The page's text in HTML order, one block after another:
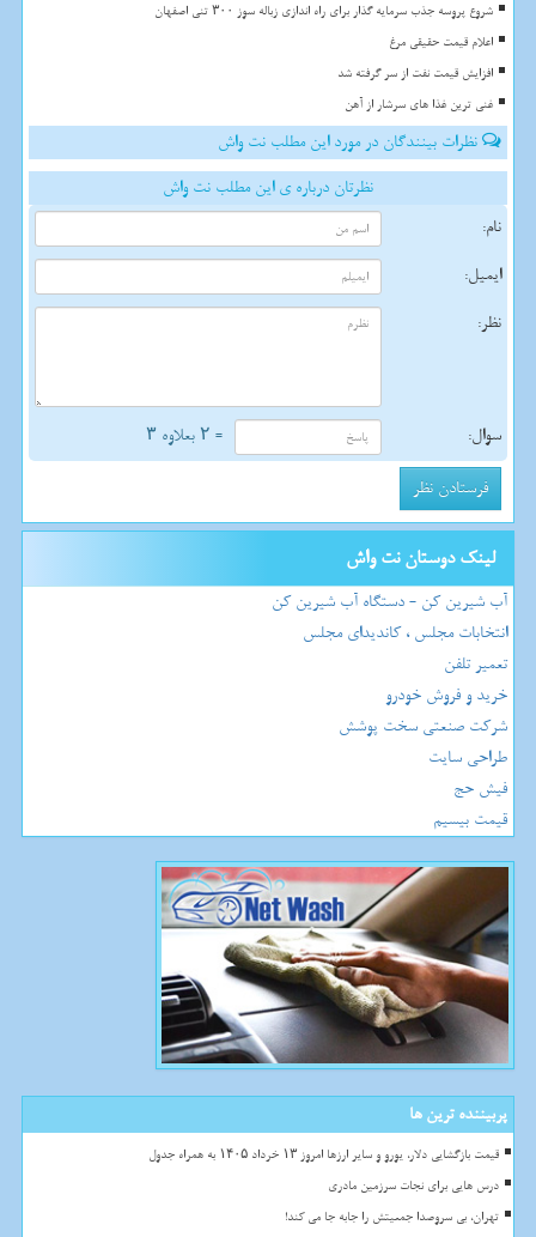
شروع پروسه جذب سرمایه گذار برای راه اندازی زباله سوز ۳۰۰ تنی اصفهان
اعلام قیمت حقیقی مرغ
افزایش قیمت نفت از سر گرفته شد
غنی ترین غذا های سرشار از آهن
نظرات بینندگان در مورد این مطلب نت واش
نظرتان درباره ی این مطلب نت واش
نام:
ایمیل:
نظر:
سوال: = ۲ بعلاوه ۳
لینک دوستان نت واش
آب شیرین کن - دستگاه آب شیرین کن
انتخابات مجلس ، کاندیدای مجلس
تعمیر تلفن
خرید و فروش خودرو
شرکت صنعتی سخت پوشش
طراحی سایت
فیش حج
قیمت بیسیم
پربیننده ترین ها
قیمت بازگشایی دلار، یورو و سایر ارزها امروز ۱۳ خرداد ۱۴۰۵ به همراه جدول
درس هایی برای نجات سرزمین مادری
تهران، بی سروصدا جمعیتش را جابه جا می کند!